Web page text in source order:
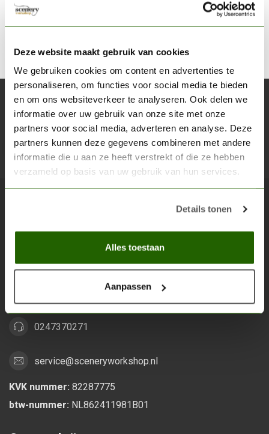
Deze website maakt gebruik van cookies
We gebruiken cookies om content en advertenties te
personaliseren, om functies voor social media te bieden
en om ons websiteverkeer te analyseren. Ook delen we
informatie over uw gebruik van onze site met onze
partners voor social media, adverteren en analyse. Deze
partners kunnen deze gegevens combineren met andere
informatie die u aan ze heeft verstrekt of die ze hebben
verzameld op basis van uw gebruik van hun services.
Details tonen
Alles toestaan
Aanpassen
Abonneer je op onze nieuwsbrief
Blijf op de hoogte over onze laatste acties
Alles voor je miniature wargaming en scenery
Grootstalselaan 46
0247370271
service@sceneryworkshop.nl
KVK nummer: 82287775
btw-nummer: NL862411981B01